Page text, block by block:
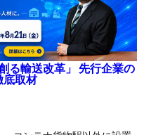
る輸送改革」 先行企業の
底取材